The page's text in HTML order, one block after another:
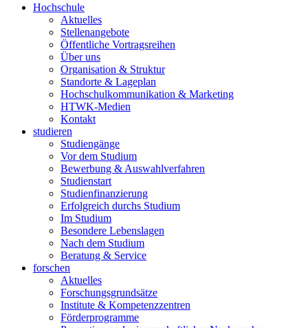
Hochschule
Aktuelles
Stellenangebote
Öffentliche Vortragsreihen
Über uns
Organisation & Struktur
Standorte & Lageplan
Hochschulkommunikation & Marketing
HTWK-Medien
Kontakt
studieren
Studiengänge
Vor dem Studium
Bewerbung & Auswahlverfahren
Studienstart
Studienfinanzierung
Erfolgreich durchs Studium
Im Studium
Besondere Lebenslagen
Nach dem Studium
Beratung & Service
forschen
Aktuelles
Forschungsgrundsätze
Institute & Kompetenzzentren
Förderprogramme